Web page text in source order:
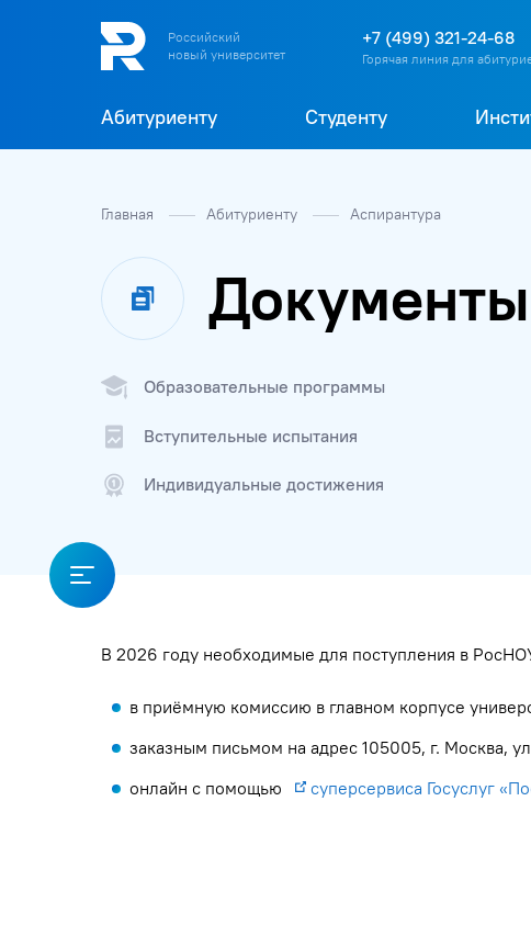
Российский
новый университет
+7 (499) 321-24-68
Горячая линия для
Абитуриенту Студенту
Главная Абитуриенту Аспирантура
Образовательные программы
Вступительные испытания
Индивидуальные достижения
В 2026 году необходимые для поступления в
в приёмную комиссию в главном корпусе
заказным письмом на адрес 105005, г. Москва,
онлайн с помощью
суперсервиса Госуслуг